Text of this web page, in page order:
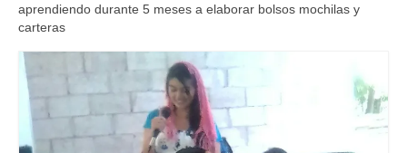
aprendiendo durante 5 meses a elaborar bolsos mochilas y
carteras